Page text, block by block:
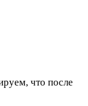
что после